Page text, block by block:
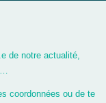
de notre actualité,
…
coordonnées ou de te